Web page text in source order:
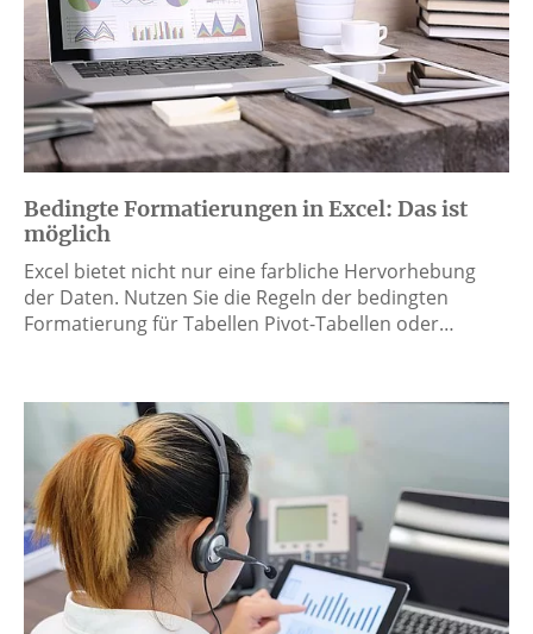
Bedingte Formatierungen in Excel: Das ist
möglich
Excel bietet nicht nur eine farbliche Hervorhebung
der Daten. Nutzen Sie die Regeln der bedingten
Formatierung für Tabellen Pivot-Tabellen oder…